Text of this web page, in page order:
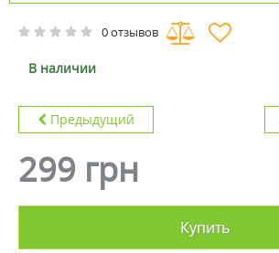
0 отзывов
В наличии
Предыдущий
299 грн
Купить